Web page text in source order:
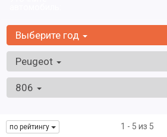
Выберите год
Peugeot
806
по рейтингу 1 - 5 из 5